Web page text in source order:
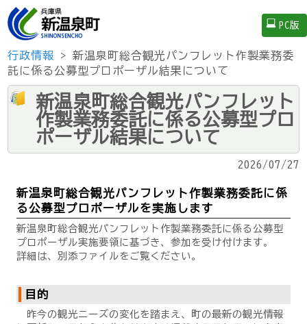
PC版
行政情報 > 新温泉町総合観光パンフレット作製業務委
託に係る公募型プロポーザル結果について
新温泉町総合観光パンフレット
作製業務委託に係る公募型プロ
ポーザル結果について
2026/07/27
新温泉町総合観光パンフレット作製業務委託に係
る公募型プロポーザルを実施します
新温泉町総合観光パンフレット作製業務委託に係る公募型
プロポーザル実施要領に基づき、参加を受け付けます。
詳細は、別添ファイルをご覧ください。
目的
昨今の観光ニーズの変化を踏まえ、町の最新の観光情報